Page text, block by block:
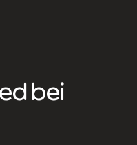
bei